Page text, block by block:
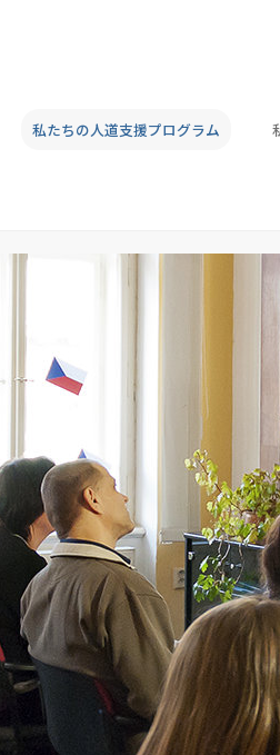
私たちの人道支援プログラム